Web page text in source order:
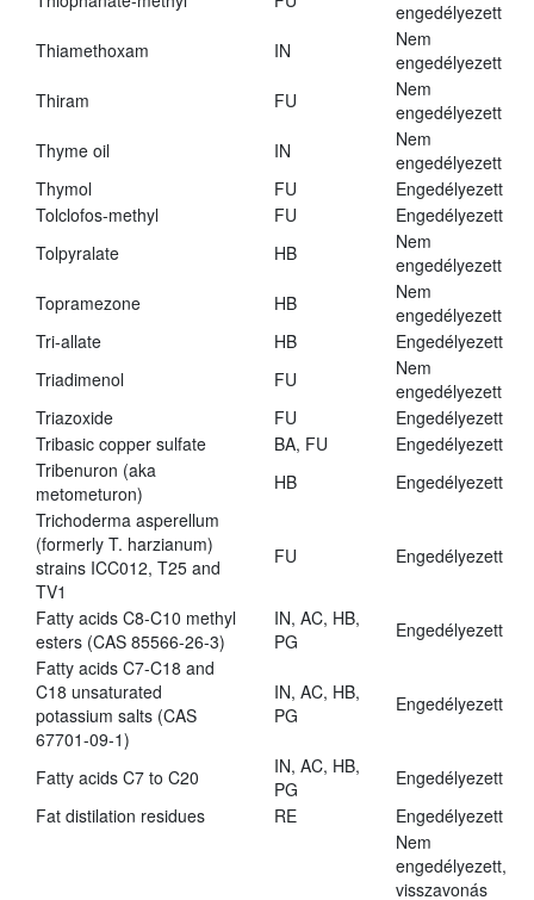
engedélyezett
Thiamethoxam
IN
Nem
engedélyezett
Thiram
FU
Nem
engedélyezett
Thyme oil
IN
Nem
engedélyezett
Thymol
FU
Engedélyezett
Tolclofos-methyl
FU
Engedélyezett
Tolpyralate
HB
Nem
engedélyezett
Topramezone
HB
Nem
engedélyezett
Tri-allate
HB
Engedélyezett
Triadimenol
FU
Nem
engedélyezett
Triazoxide
FU
Engedélyezett
Tribasic copper sulfate
BA, FU
Engedélyezett
Tribenuron (aka
metometuron)
HB
Engedélyezett
Trichoderma asperellum
(formerly T. harzianum)
strains ICC012, T25 and
TV1
FU Engedélyezett
Fatty acids C8-C10 methyl
esters (CAS 85566-26-3)
IN, AC, HB,
PG
Engedélyezett
Fatty acids C7-C18 and
C18 unsaturated
potassium salts (CAS
67701-09-1)
IN, AC, HB,
PG
Engedélyezett
Fatty acids C7 to C20
IN, AC, HB,
PG
Engedélyezett
Fat distilation residues
RE Engedélyezett
Nem
engedélyezett,
visszavonás